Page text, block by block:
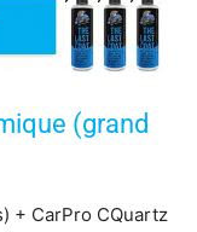
(grand
+ CarPro CQuartz